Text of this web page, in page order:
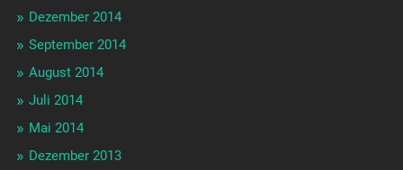
Dezember 2014
September 2014
August 2014
Juli 2014
Mai 2014
Dezember 2013